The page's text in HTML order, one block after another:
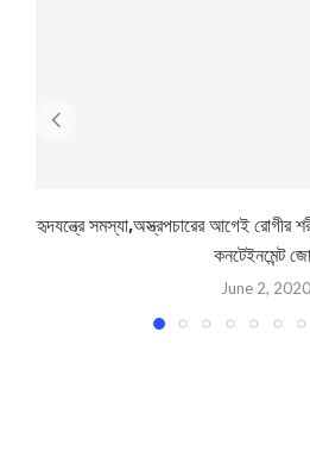
হৃদযন্ত্রে সমস্যা,অস্ত্রপচারের আগেই রোগীর
কনটেইনমেন্ট
June 2, 2020